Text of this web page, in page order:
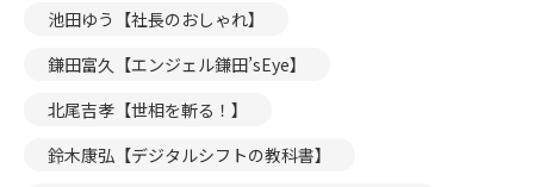
池田ゆう【社長のおしゃれ】
鎌田富久【エンジェル鎌田’sEye】
北尾吉孝【世相を斬る！】
鈴木康弘【デジタルシフトの教科書】